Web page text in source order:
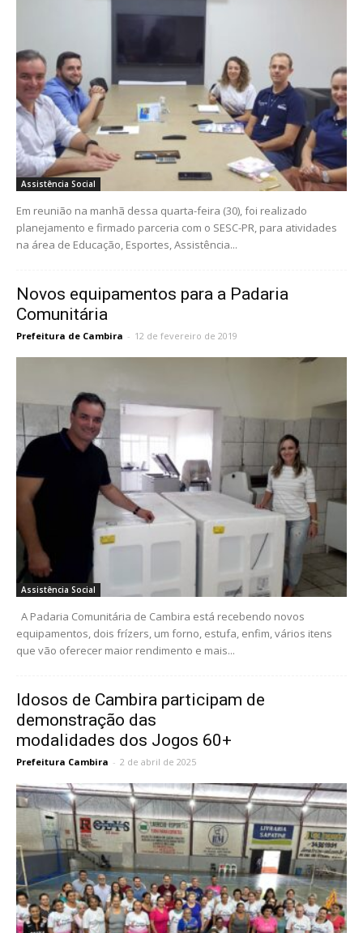
Assistência Social
Em reunião na manhã dessa quarta-feira (30), foi realizado
planejamento e firmado parceria com o SESC-PR, para atividades
na área de Educação, Esportes, Assistência...
Novos equipamentos para a Padaria
Comunitária
Prefeitura de Cambira - 12 de fevereiro de 2019
Assistência Social
A Padaria Comunitária de Cambira está recebendo novos
equipamentos, dois frízers, um forno, estufa, enfim, vários itens
que vão oferecer maior rendimento e mais...
Idosos de Cambira participam de
demonstração das
modalidades dos Jogos 60+
Prefeitura Cambira - 2 de abril de 2025